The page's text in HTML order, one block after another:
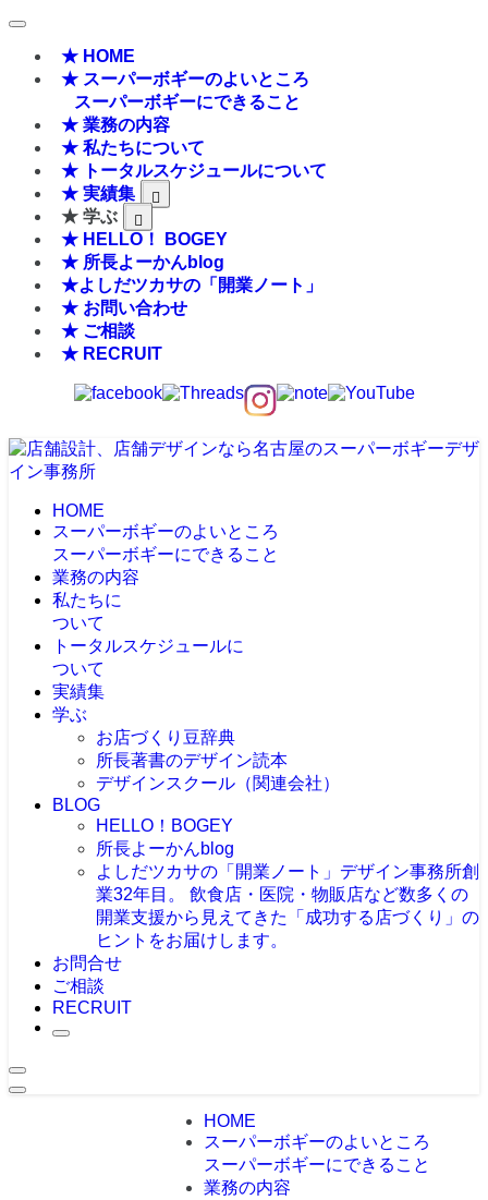
★ HOME
★ スーパーボギーのよいところ
スーパーボギーにできること
★ 業務の内容
★ 私たちについて
★ トータルスケジュールについて
★ 実績集
★ 学ぶ
★ HELLO！ BOGEY
★ 所長よーかんblog
★よしだツカサの「開業ノート」
★ お問い合わせ
★ ご相談
★ RECRUIT
HOME
スーパーボギーのよいところ
スーパーボギーにできること
業務の内容
私たちに
ついて
トータルスケジュールに
ついて
実績集
学ぶ
お店づくり豆辞典
所長著書のデザイン読本
デザインスクール（関連会社）
BLOG
HELLO！BOGEY
所長よーかんblog
よしだツカサの「開業ノート」 デザイン事務所創
業32年目。 飲食店・医院・物販店など数多くの
開業支援から見えてきた「成功する店づくり」の
ヒントをお届けします。
お問合せ
ご相談
RECRUIT
HOME
スーパーボギーのよいところ
スーパーボギーにできること
業務の内容